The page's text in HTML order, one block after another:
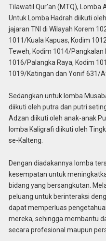
Tilawatil Qur’an (MTQ), Lomba
Untuk Lomba Hadrah diikuti
jajaran TNI di Wilayah Korem
1011/Kuala Kapuas, Kodim
Teweh, Kodim 1014/
1016/Palangka Raya, Kodim
1019/Katingan dan Yonif 631/
Sedangkan untuk lomba
diikuti oleh putra dan putri
Adzan diikuti oleh anak-anak
lomba Kaligrafi diikuti oleh
se-Kalteng.
Dengan diadakannya lomba
kesempatan untuk
bidang yang bersangkutan.
peluang untuk berinteraksi
dapat memperluas
mereka, sehingga membantu
secara profesional maupun